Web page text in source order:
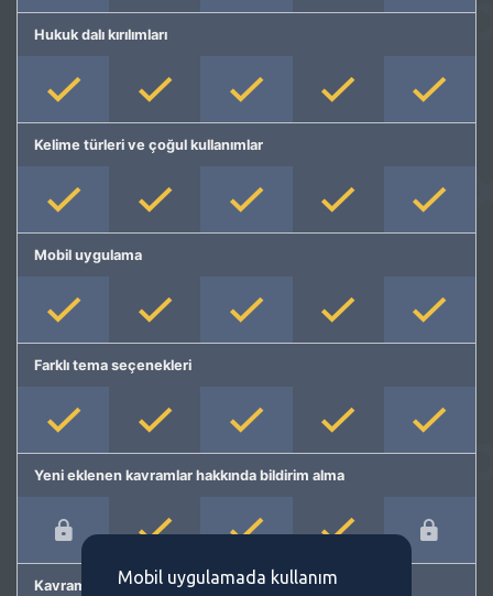
Hukuk dalı kırılımları
Kelime türleri ve çoğul kullanımlar
Mobil uygulama
Farklı tema seçenekleri
Yeni eklenen kavramlar hakkında bildirim alma
Kavram önermeMobil uygulamada kullanım